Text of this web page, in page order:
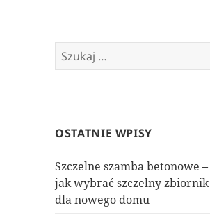
Szukaj:
OSTATNIE WPISY
Szczelne szamba betonowe –
jak wybrać szczelny zbiornik
dla nowego domu